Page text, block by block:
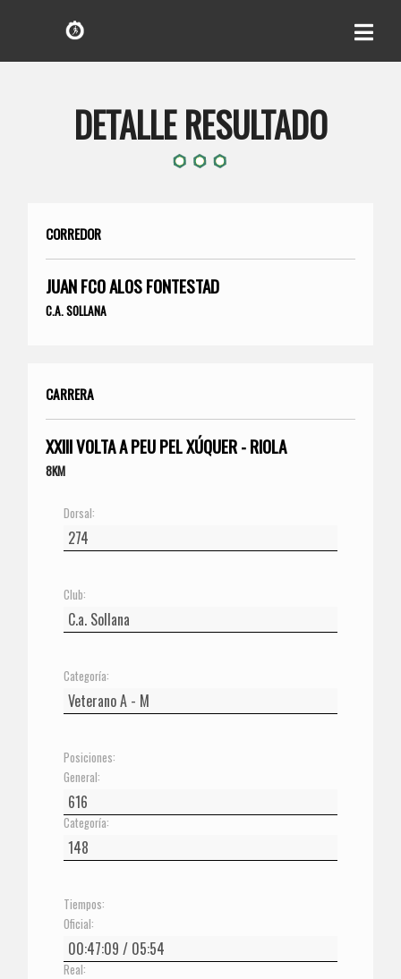
DETALLE RESULTADO
CORREDOR
JUAN FCO ALOS FONTESTAD
C.A. SOLLANA
CARRERA
XXIII VOLTA A PEU PEL XÚQUER - RIOLA
8KM
Dorsal:
Club:
Categoría:
Posiciones:
General:
Categoría:
Tiempos:
Oficial:
Real: